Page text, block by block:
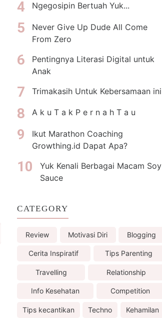
Ngegosipin Bertuah Yuk...
Never Give Up Dude All Come
From Zero
Pentingnya Literasi Digital untuk
Anak
Trimakasih Untuk Kebersamaan ini
A k u T a k P e r n a h T a u
Ikut Marathon Coaching
Growthing.id Dapat Apa?
Yuk Kenali Berbagai Macam Soy
Sauce
CATEGORY
Review Motivasi Diri Blogging
Cerita Inspiratif Tips Parenting
Travelling Relationship
Info Kesehatan Competition
Tips kecantikan Techno Kehamilan